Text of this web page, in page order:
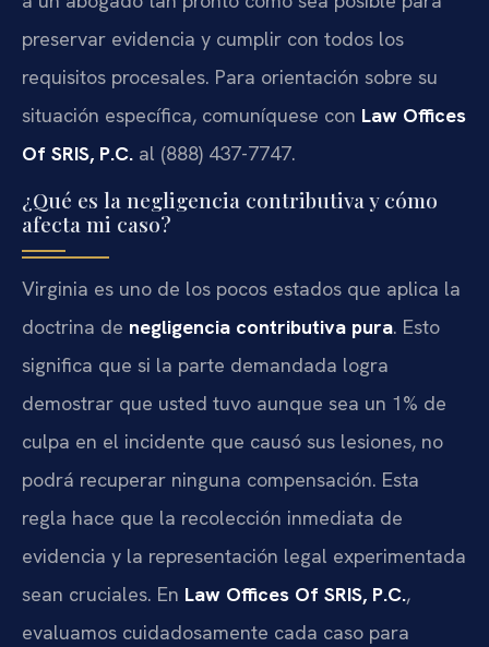
preservar evidencia y cumplir con todos los
requisitos procesales. Para orientación sobre su
situación específica, comuníquese con Law Offices
Of SRIS, P.C. al (888) 437-7747.
¿Qué es la negligencia contributiva y cómo
afecta mi caso?
Virginia es uno de los pocos estados que aplica la
doctrina de negligencia contributiva pura. Esto
significa que si la parte demandada logra
demostrar que usted tuvo aunque sea un 1% de
culpa en el incidente que causó sus lesiones, no
podrá recuperar ninguna compensación. Esta
regla hace que la recolección inmediata de
evidencia y la representación legal experimentada
sean cruciales. En Law Offices Of SRIS, P.C.,
evaluamos cuidadosamente cada caso para